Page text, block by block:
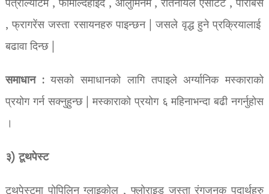
पेत्रोल्याटम , फोर्मल्दिहाईद , आलुमिनम , रेतिनायल एसीटेट , पाराबेंस
, फ्रागरेंस जस्ता रसायनहरु पाइन्छन | जसले वृद्ध हुने प्रक्रियालाई
बढावा दिन्छ |
समाधान: यसको समाधानको लागि तपाइले अर्ग्यानिक मस्काराको
प्रयोग गर्न सक्नुहुन्छ | मस्काराको प्रयोग ६ महिनाभन्दा बढी नगर्नुहोस
।
३) टूथपेस्ट